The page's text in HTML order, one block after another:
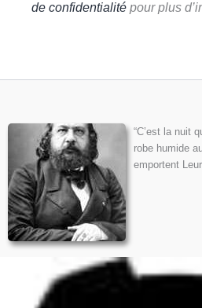
de confidentialité pour plus
“C’est la nuit
robe humide
emportent